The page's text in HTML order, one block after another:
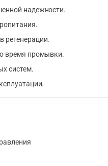
надежности.
регенерации.
время промывки.
систем.